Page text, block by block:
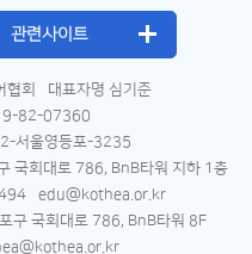
관련사이트
협회
대표자명 심기준
82-07360
서울영등포-3235
국회대로 786, BnB타워 지하 1층
edu@kothea.or.kr
국회대로 786, BnB타워 8F